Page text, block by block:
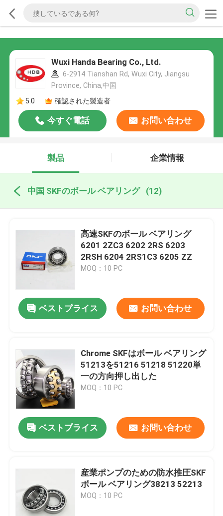
Wuxi Handa Bearing Co., Ltd.
6-2914 Tianshan Rd, Wuxi City, Jiangsu
Province, China,中国
5.0
確認された製造者
今すぐ電話 お問い合わせ
製品 企業情報
中国 SKFのボール ベアリング (12)
高速SKFのボール ベアリング
6201 2ZC3 6202 2RS 6203
2RSH 6204 2RS1C3 6205 ZZ
MOQ：10 PC
ベストプライス お問い合わせ
Chrome SKFはボール ベアリング
51213を51216 51218 51220単
一の方向押し出した
MOQ：10 PC
ベストプライス お問い合わせ
産業ポンプのための防水推圧SKF
ボール ベアリング38213 52213
MOQ：10 PC